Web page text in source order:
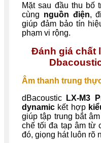
Mặt sau đầu thu bố
cùng nguồn điện,
giúp đảm bảo tín
phạm vi rộng.
Đánh giá chất
Âm thanh trung
dBacoustic
LX-M3
dynamic kết hợp
giúp tập trung bắt
chế tối đa tạp âm từ
đó, giọng hát luôn rõ